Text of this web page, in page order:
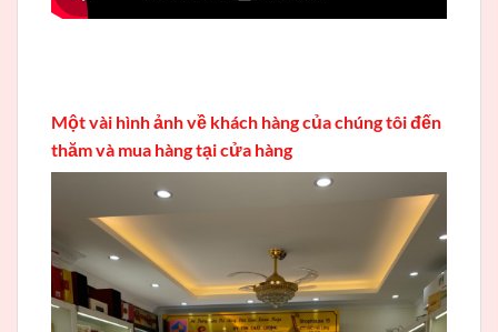
Một vài hình ảnh về khách hàng của chúng tôi đến
thăm và mua hàng tại cửa hàng